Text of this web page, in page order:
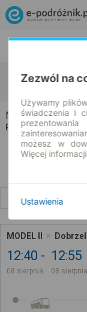
Model Dobrzelin
Model → Dobrzelin
Rozkład jazdy i bilety
MODEL II
12:40
08 sierpnia
12:55
08 sierpnia
Zezwól na
Używamy
świadczenia i
możesz w
Więcej
Ustawienia